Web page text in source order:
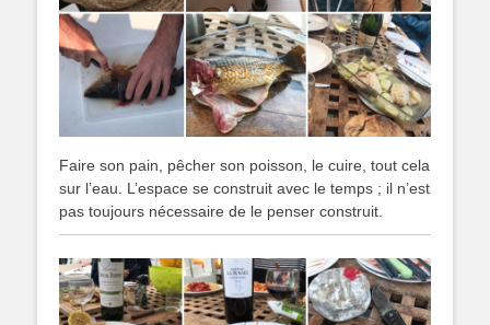
Faire son pain, pêcher son poisson, le cuire, tout cela
sur l’eau. L’espace se construit avec le temps ; il n’est
pas toujours nécessaire de le penser construit.